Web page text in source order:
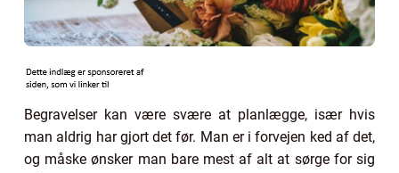
Begravelser kan være svære at planlægge, især hvis
man aldrig har gjort det før. Man er i forvejen ked af det,
og måske ønsker man bare mest af alt at sørge for sig